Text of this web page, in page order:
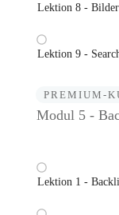
Lektion 8 -
Lektion 9 -
PREMIUM-
Modul 5 -
Lektion 1 -